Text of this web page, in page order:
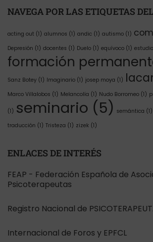
NAVEGA POR LAS ETIQUETAS
acting out (1) alumnos (1) andic (1) autismo (1)
Depresión (1) docentes (1) Duelo (1) equívoco (1)
formación
Sanz Botey (1) Imaginario (1) josep moya (1)
Marco Villalobos (1) Melancolía (1) Nudo Borromeo (1)
(1) seminario (5) semántica (1)
traducción (1) Tristeza (1) zizek (1)
ENLACES DE INTERÉS
FEAP - Federación Española de
Psicoterapeutas
Registro Nacional de
Internacional de Foros y EPFCL